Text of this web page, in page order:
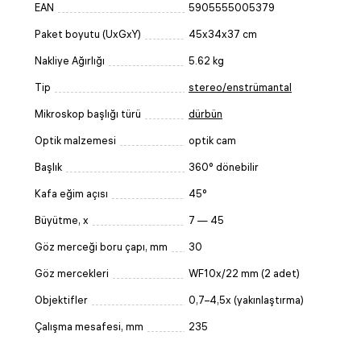
EAN 5905555005379
Paket boyutu (UxGxY) 45x34x37 cm
Nakliye Ağırlığı 5.62 kg
Tip stereo/enstrümantal
Mikroskop başlığı türü dürbün
Optik malzemesi optik cam
Başlık 360° dönebilir
Kafa eğim açısı 45°
Büyütme, x 7 — 45
Göz merceği boru çapı, mm 30
Göz mercekleri WF10x/22 mm (2 adet)
Objektifler 0,7–4,5x (yakınlaştırma)
Çalışma mesafesi, mm 235